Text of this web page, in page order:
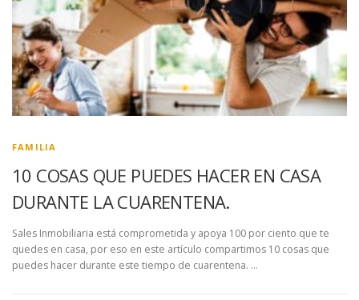
FAMILIA
10 COSAS QUE PUEDES HACER EN CASA
DURANTE LA CUARENTENA.
Sales Inmobiliaria está comprometida y apoya 100 por ciento que te
quedes en casa, por eso en este artículo compartimos 10 cosas que
puedes hacer durante este tiempo de cuarentena. …